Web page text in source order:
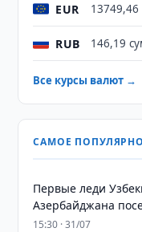
EUR 13749,46
RUB 146,19
Все курсы валют →
САМОЕ
Первые леди
Азербайджана
15:30 · 31/07